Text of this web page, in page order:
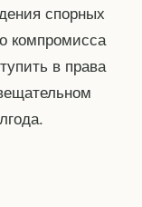
спорных
компромисса
в права